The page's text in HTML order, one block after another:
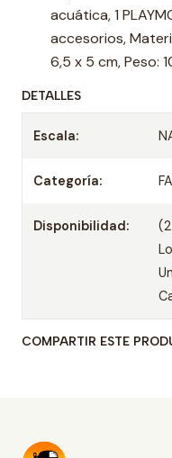
acuática, 1
accesorios,
6,5 x 5 cm, Peso:
DETALLES
Escala:
Categoría:
Disponibilidad:
COMPARTIR ESTE